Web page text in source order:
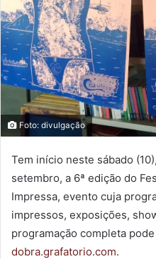
Foto: divulgação
Tem início neste sábado
setembro, a 6ª edição do
Impressa, evento cuja
impressos, exposições,
programação completa
dobra.grafatorio.com.